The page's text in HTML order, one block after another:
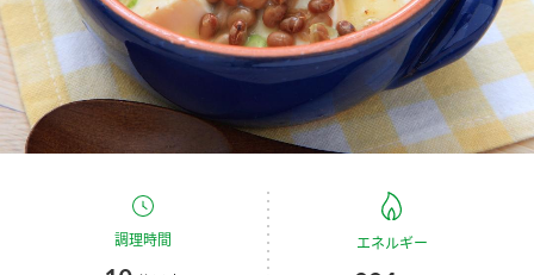
みりん風・料理酒 鍋用調味料
たれ
スープ 中華
ブランド・スペシャルサイト トップ
商品ブランドサイト
Fibee（ファイビー）
くらしプラ酢
お酢ドリンク
企業情報
国内事業概要
企業理念
ミツカンを知る
調理時間 エネルギー